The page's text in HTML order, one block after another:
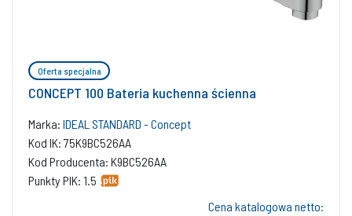
Oferta specjalna
CONCEPT 100 Bateria kuchenna ścienna
Marka: IDEAL STANDARD - Concept
Kod IK: 75K9BC526AA
Kod Producenta: K9BC526AA
Punkty PIK: 1.5
Cena katalogowa netto: